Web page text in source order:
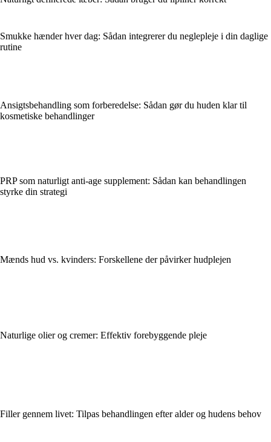
Smukke hænder hver dag: Sådan integrerer du neglepleje i din daglige
rutine
Ansigtsbehandling som forberedelse: Sådan gør du huden klar til
kosmetiske behandlinger
PRP som naturligt anti-age supplement: Sådan kan behandlingen
styrke din strategi
Mænds hud vs. kvinders: Forskellene der påvirker hudplejen
Naturlige olier og cremer: Effektiv forebyggende pleje
Filler gennem livet: Tilpas behandlingen efter alder og hudens behov